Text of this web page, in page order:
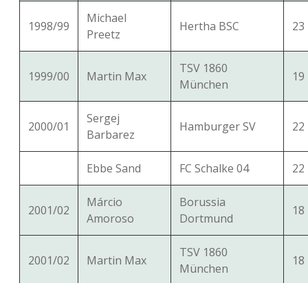
1998/99
Michael
Preetz
Hertha BSC 23
1999/00 Martin Max
TSV 1860
München
19
2000/01
Sergej
Barbarez
Hamburger SV 22
Ebbe Sand FC Schalke 04 22
2001/02
Márcio
Amoroso
Borussia
Dortmund
18
2001/02 Martin Max
TSV 1860
München
18